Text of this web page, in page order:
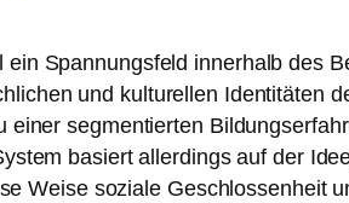
Spannungsfeld innerhalb des
und kulturellen Identitäten
segmentierten
basiert allerdings auf der
Weise soziale Geschlossenheit